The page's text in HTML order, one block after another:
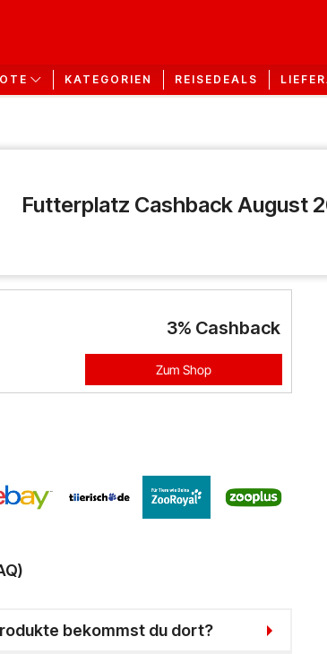
KATEGORIEN REISEDEALS
Futterplatz Cashback August
3% Cashback
Zum Shop
bekommst du dort?